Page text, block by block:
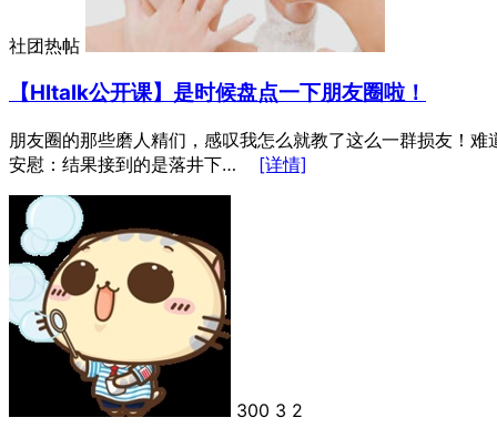
社团热帖
【HItalk公开课】是时候盘点一下朋友圈啦！
朋友圈的那些磨人精们，感叹我怎么就教了这么一群损友！
安慰：结果接到的是落井下… [详情]
300 3 2